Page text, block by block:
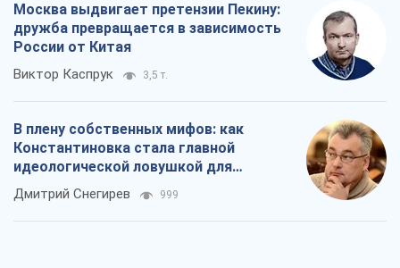
Москва выдвигает претензии Пекину:
дружба превращается в зависимость
России от Китая
Виктор Каспрук 3,5 т.
В плену собственных мифов: как
Константиновка стала главной
идеологической ловушкой для
российских оккупантов
Дмитрий Снегирев 999